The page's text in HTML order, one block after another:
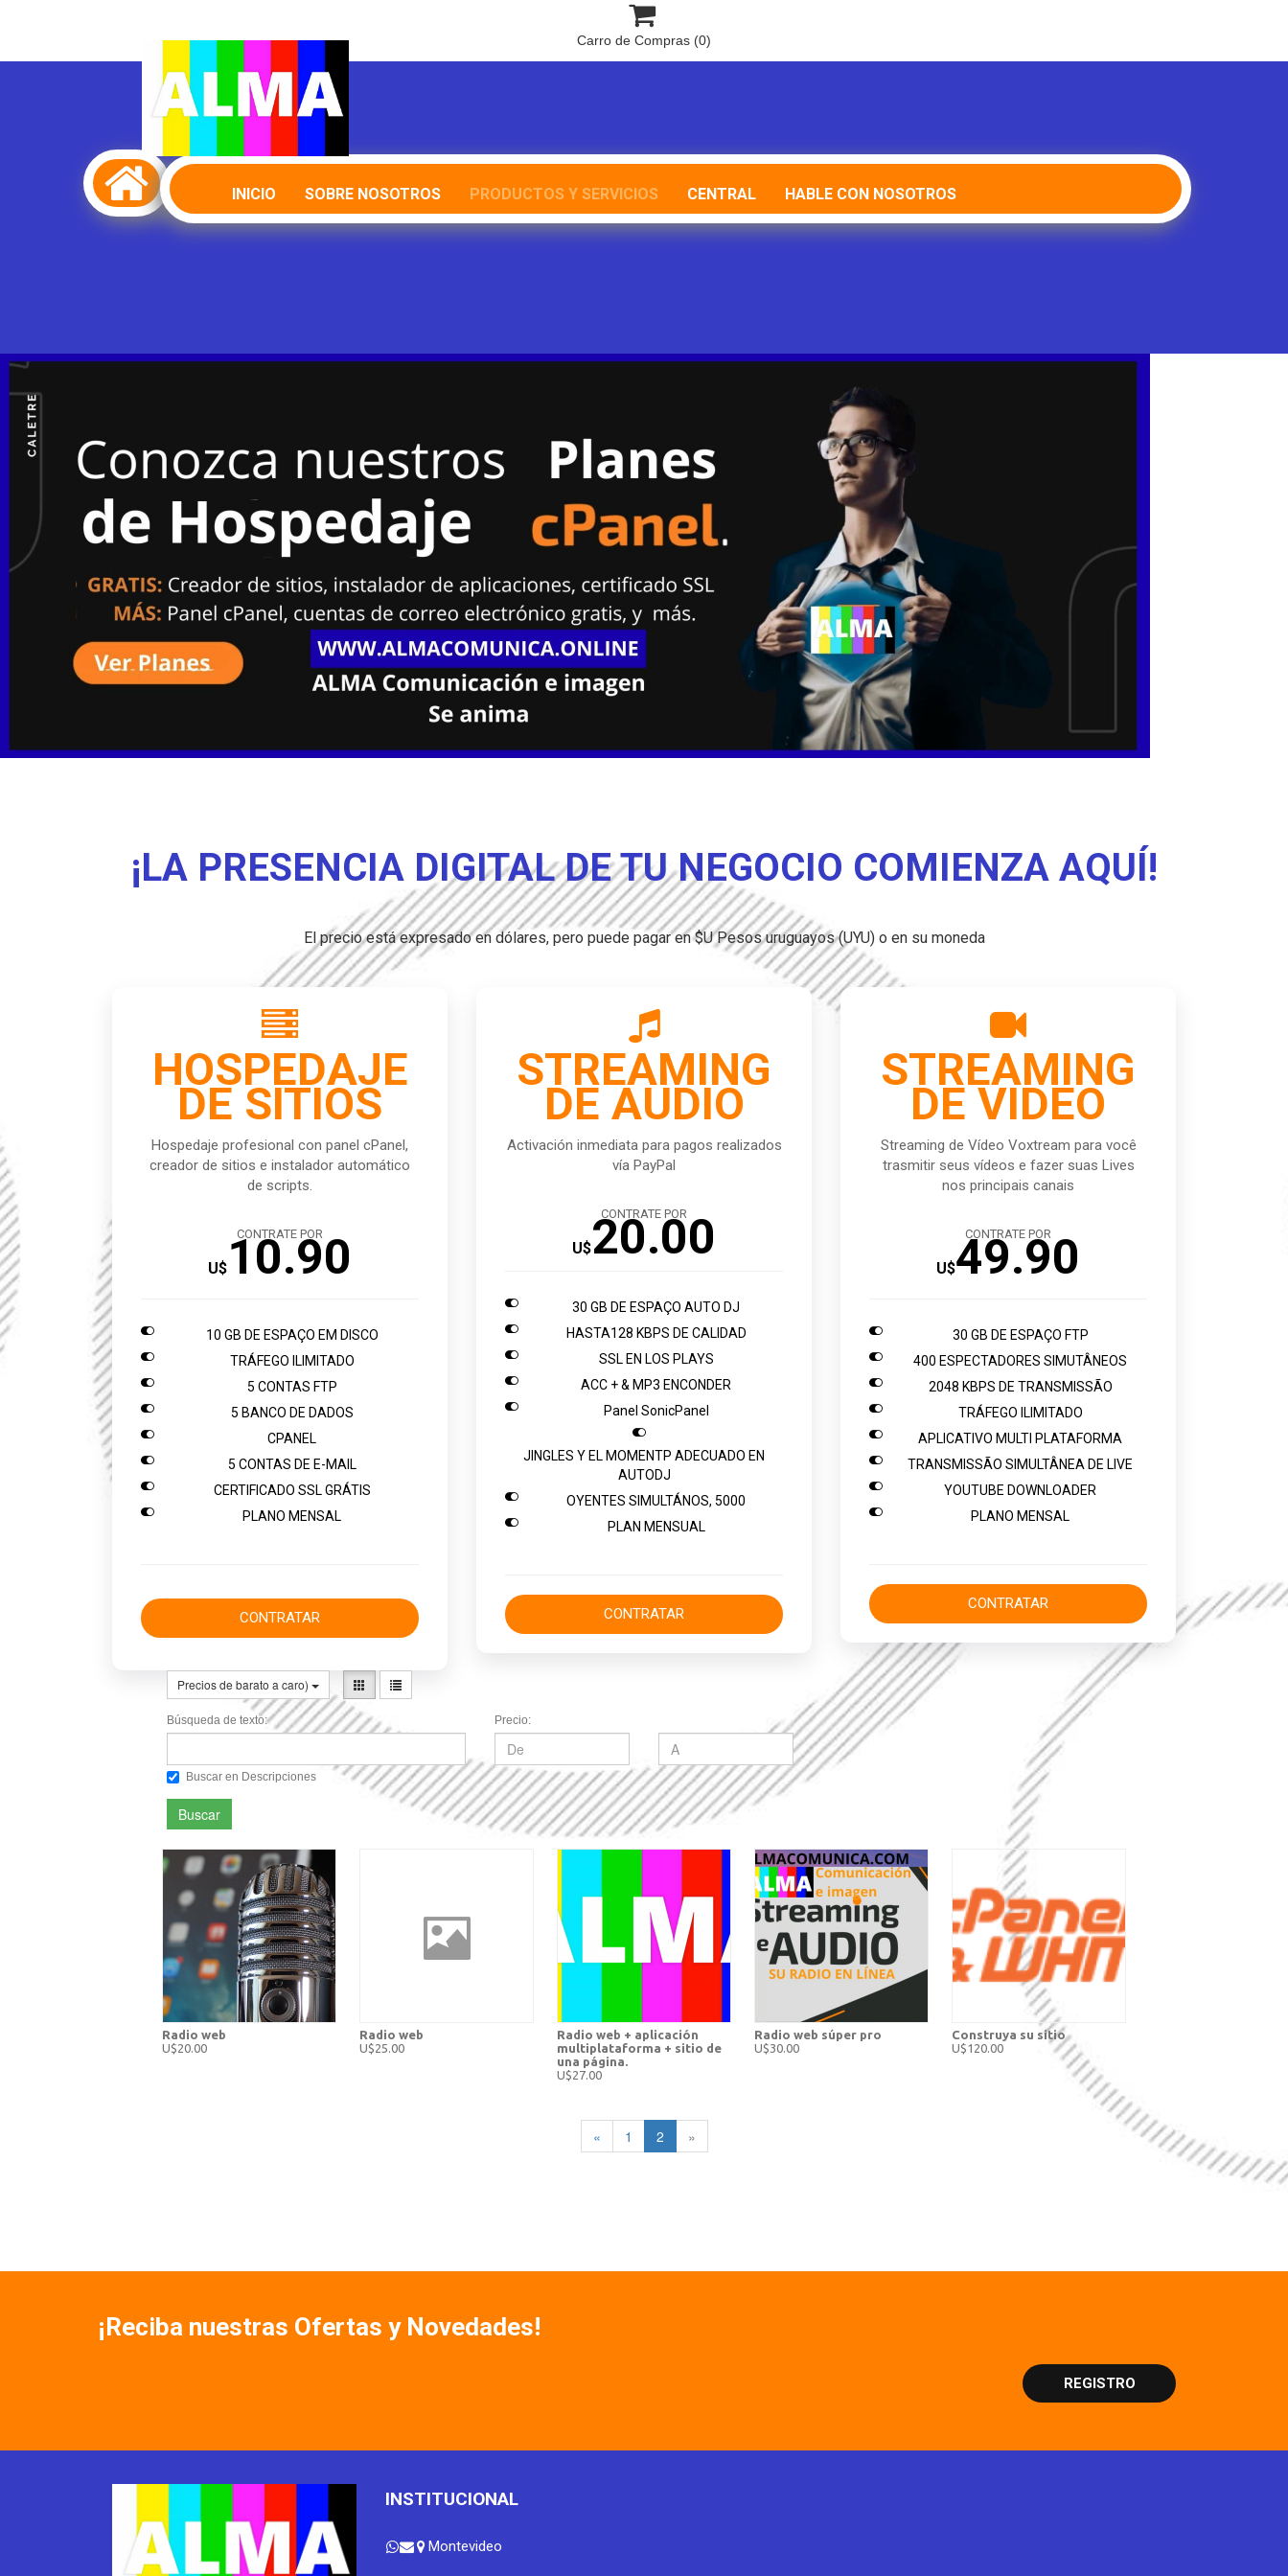

Carro de Compras (0)
 INICIO SOBRE NOSOTROS PRODUCTOS Y SERVICIOS CENTRAL HABLE CON NOSOTROS
¡LA PRESENCIA DIGITAL DE TU NEGOCIO COMIENZA AQUÍ!
El precio está expresado en dólares, pero puede pagar en $U Pesos uruguayos (UYU) o en su moneda

HOSPEDAJE
DE SITIOS
Hospedaje profesional con panel cPanel,
creador de sitios e instalador automático
de scripts.
CONTRATE POR
U$ 10.90
 10 GB DE ESPAÇO EM DISCO
 TRÁFEGO ILIMITADO
 5 CONTAS FTP
 5 BANCO DE DADOS
 CPANEL
 5 CONTAS DE E-MAIL
 CERTIFICADO SSL GRÁTIS
 PLANO MENSAL
CONTRATAR

STREAMING
DE AUDIO
Activación inmediata para pagos realizados
vía PayPal
CONTRATE POR
U$20.00
 30 GB DE ESPAÇO AUTO DJ
 HASTA128 KBPS DE CALIDAD
 SSL EN LOS PLAYS
 ACC + & MP3 ENCONDER
 Panel SonicPanel

JINGLES Y EL MOMENTP ADECUADO EN
AUTODJ
 OYENTES SIMULTÁNOS, 5000
 PLAN MENSUAL
CONTRATAR

STREAMING
DE VIDEO
Streaming de Vídeo Voxtream para você
trasmitir seus vídeos e fazer suas Lives
nos principais canais
CONTRATE POR
U$49.90
 30 GB DE ESPAÇO FTP
 400 ESPECTADORES SIMUTÂNEOS
 2048 KBPS DE TRANSMISSÃO
 TRÁFEGO ILIMITADO
 APLICATIVO MULTI PLATAFORMA
 TRANSMISSÃO SIMULTÂNEA DE LIVE
 YOUTUBE DOWNLOADER
 PLANO MENSAL
CONTRATAR
Precios de barato a caro)
Búsqueda de texto:
Buscar en Descripciones
Precio:
Buscar
Radio web
U$20.00
Radio web
U$25.00
Radio web + aplicación
multiplataforma + sitio de
una página.
U$27.00
Radio web súper pro
U$30.00
Construya su sitio
U$120.00
« 1 2 »
¡Reciba nuestras Ofertas y Novedades!
REGISTRO
INSTITUCIONAL
  Montevideo